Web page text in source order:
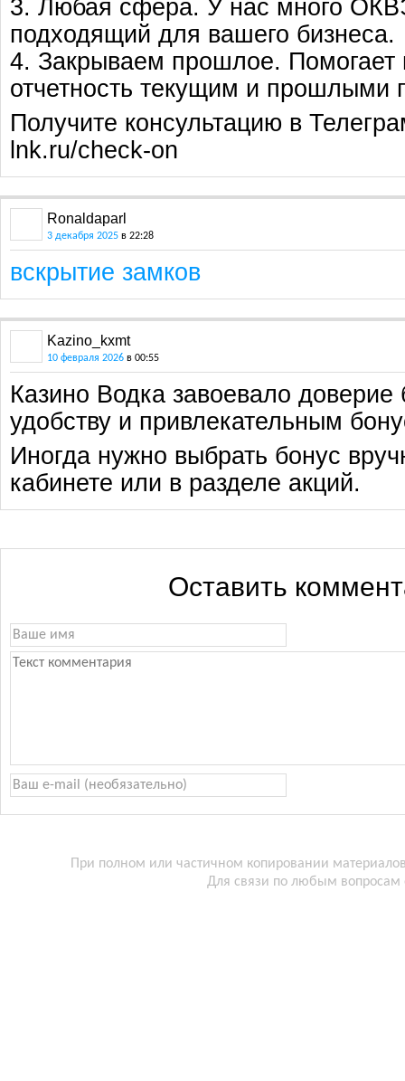
3. Любая сфера. У нас много
подходящий для вашего бизнеса.
4. Закрываем прошлое. Помогает
отчетность текущим и прошлыми
Получите консультацию в
lnk.ru/check-on
Ronaldaparl
3 декабря 2025 в 22:28
вскрытие замков
Kazino_kxmt
10 февраля 2026 в 00:55
Казино Водка завоевало доверие
удобству и привлекательным
Иногда нужно выбрать бонус
кабинете или в разделе акций.
Оставить
При полном или частичном копировании
Для связи по любым